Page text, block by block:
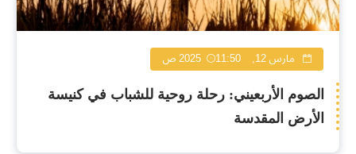
مارس 12, 2025 11:50 ص
الصوم الأربعيني: رحلة روحية للشباب في كنيسة
الأرض المقدسة